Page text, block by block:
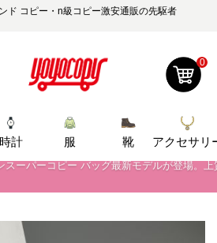
ド コピー・n級コピー激安通販の先駆者
0
時計 服 靴 アクセサリ
スーパーコピー バッグ最新モデルが登場。
ーコピーのみ取扱い。最高品質の再現度を
期間中のご注文でお得な割引をご利用いただ
スーパーコピー バッグ最新モデルが登場。